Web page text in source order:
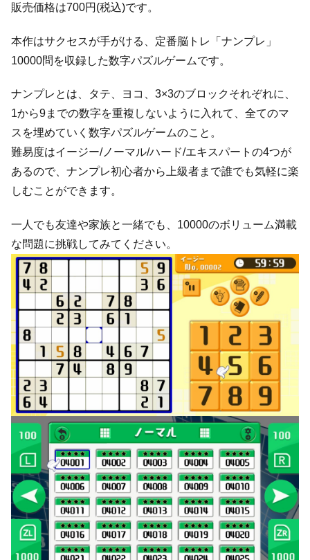
販売価格は700円(税込)です。
本作はサクセスが手がける、定番脳トレ「ナンプレ」
10000問を収録した数字パズルゲームです。
ナンプレとは、タテ、ヨコ、3×3のブロックそれぞれに、
1から9までの数字を重複しないように入れて、全てのマ
スを埋めていく数字パズルゲームのこと。
難易度はイージー/ノーマル/ハード/エキスパートの4つが
あるので、ナンプレ初心者から上級者まで誰でも気軽に楽
しむことができます。
一人でも友達や家族と一緒でも、10000のボリューム満載
な問題に挑戦してみてください。